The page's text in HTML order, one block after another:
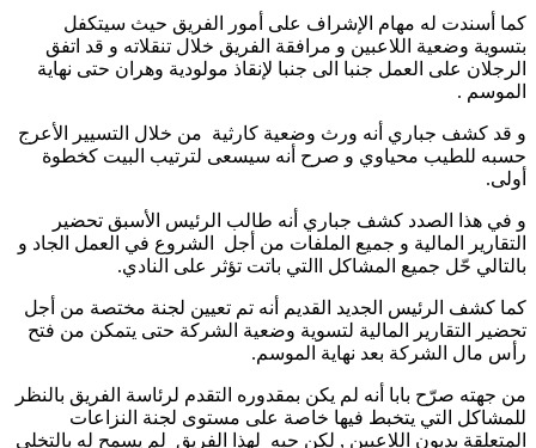
كما أسندت له مهام الإشراف على أمور الفريق حيث سيتكفل
بتسوية وضعية اللاعبين و مرافقة الفريق خلال تنقلاته و قد اتفق
الرجلان على العمل جنبا الى جنبا لإنقاذ مولودية وهران حتى نهاية
الموسم .
و قد كشف جباري أنه ورث وضعية كارثية من خلال التسيير الأعرج
حسبه للطيب محياوي و صرح أنه سيسعى لترتيب البيت كخطوة
أولى.
و في هذا الصدد كشف جباري أنه طالب الرئيس الأسبق تحضير
التقارير المالية و جميع الملفات من أجل الشروع في العمل الجاد و
بالتالي حّل جميع المشاكل االتي باتت تؤثر على النادي.
كما كشف الرئيس الجديد القديم أنه تم تعيين لجنة مختصة من أجل
تحضير التقارير المالية لتسوية وضعية الشركة حتى يتمكن من فتح
رأس مال الشركة بعد نهاية الموسم.
من جهته صرّح بابا أنه لم يكن بمقدوره التقدم لرئاسة الفريق بالنظر
للمشاكل التي يتخبط فيها خاصة على مستوى لجنة النزاعات
المتعلقة بديون اللاعبين , لكن حبه لهذا الفريق لم يسمح له بالتخلي